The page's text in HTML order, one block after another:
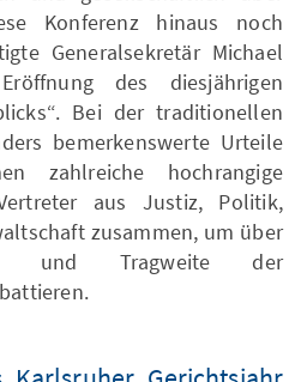
Konferenz hinaus noch
Generalsekretär Michael
des diesjährigen
Bei der traditionellen
bemerkenswerte Urteile
zahlreiche hochrangige
aus Justiz, Politik,
zusammen, um über
und Tragweite der